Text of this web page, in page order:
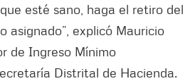
esté sano, haga el retiro del
asignado”, explicó Mauricio
de Ingreso Mínimo
Distrital de Hacienda.